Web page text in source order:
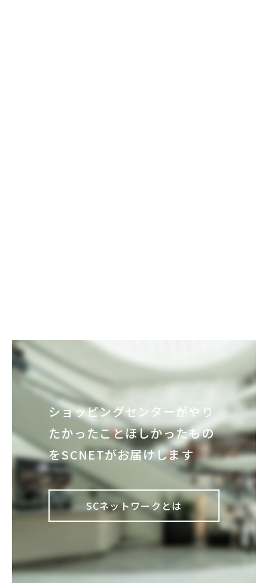
ショッピングセンターがやり
たかったことほしかったもの
をSCNETがお届けします
SCネットワークとは